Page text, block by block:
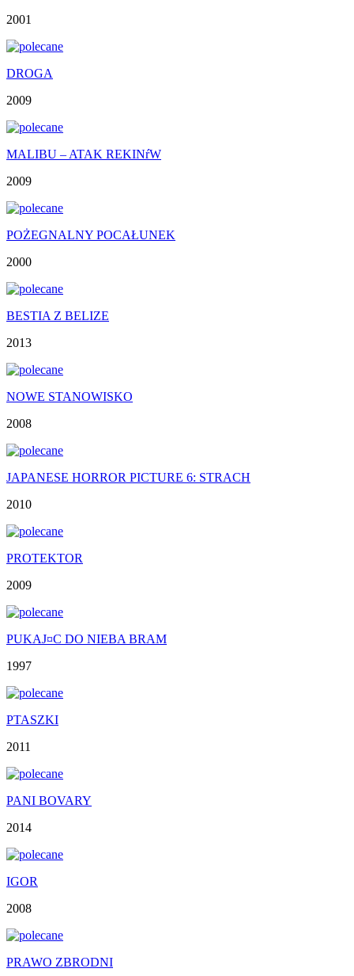
2001
DROGA
2009
MALIBU – ATAK REKINŕW
2009
POŻEGNALNY POCAŁUNEK
2000
BESTIA Z BELIZE
2013
NOWE STANOWISKO
2008
JAPANESE HORROR PICTURE 6: STRACH
2010
PROTEKTOR
2009
PUKAJ¤C DO NIEBA BRAM
1997
PTASZKI
2011
PANI BOVARY
2014
IGOR
2008
PRAWO ZBRODNI